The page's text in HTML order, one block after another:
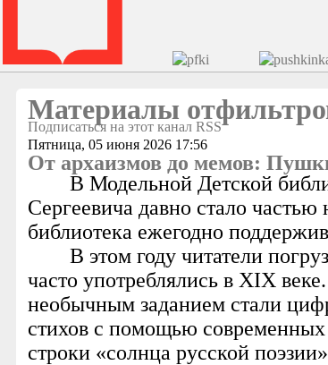
Материалы
Подписаться на этот канал RSS
Пятница, 05 июня 2026 17:56
От архаизмов до мемов:
В Модельной Детской
Сергеевича давно стало
библиотека ежегодно
В этом году читатели
часто употреблялись в XIX
необычным заданием стали
стихов с помощью
строки «солнца русской